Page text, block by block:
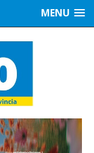
MENU